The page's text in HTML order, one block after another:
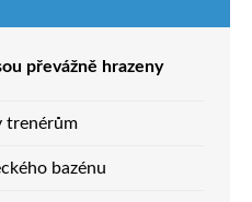
převážně hrazeny
trenérům
bazénu